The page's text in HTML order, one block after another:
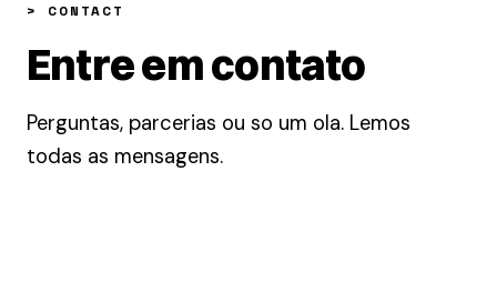
> CONTACT
Entre em contato
Perguntas, parcerias ou so um ola. Lemos
todas as mensagens.